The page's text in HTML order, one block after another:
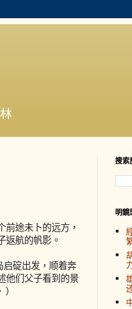
途未卜的远方，
返航的帆影。
碇出发，顺着奔
他们父子看到的景
搜索
明鏡